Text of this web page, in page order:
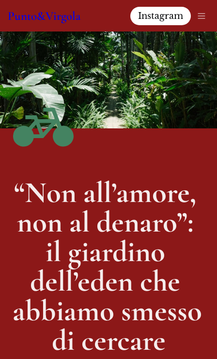
Punto&Virgola Instagram
“Non all’amore,
non al denaro”:
il giardino
dell’eden che
abbiamo smesso
di cercare